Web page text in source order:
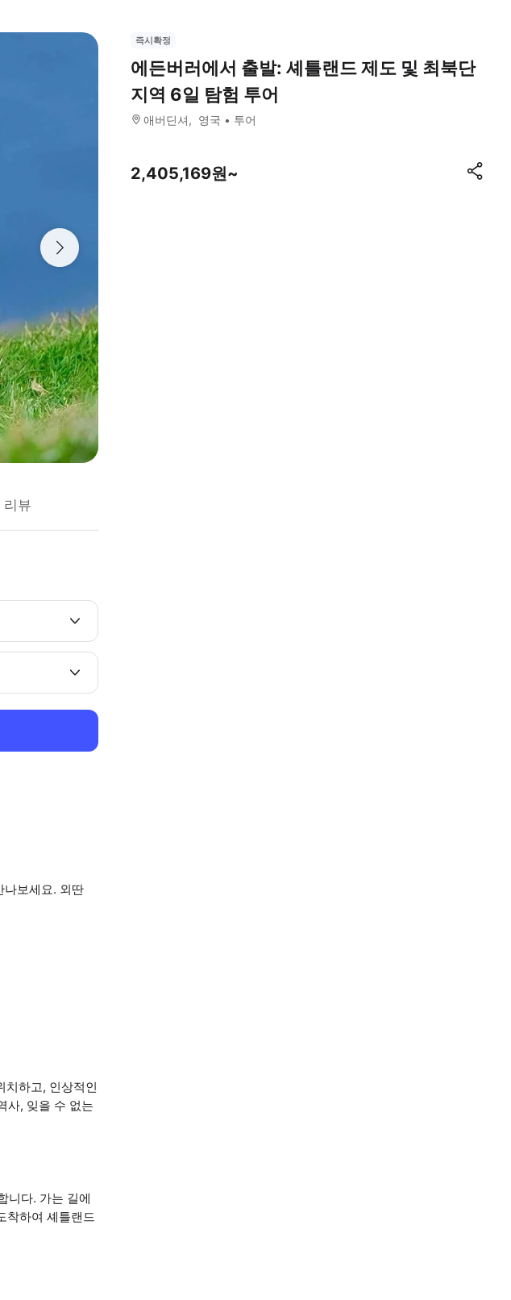
리뷰
나보세요. 외딴
치하고, 인상적인
사, 잊을 수 없는
니다. 가는 길에
착하여 셰틀랜드
즉시확정
에든버러에서 출발: 셰틀랜드 제도 및 최북단
지역 6일 탐험 투어
애버딘셔 영국 투어
2,405,169원~